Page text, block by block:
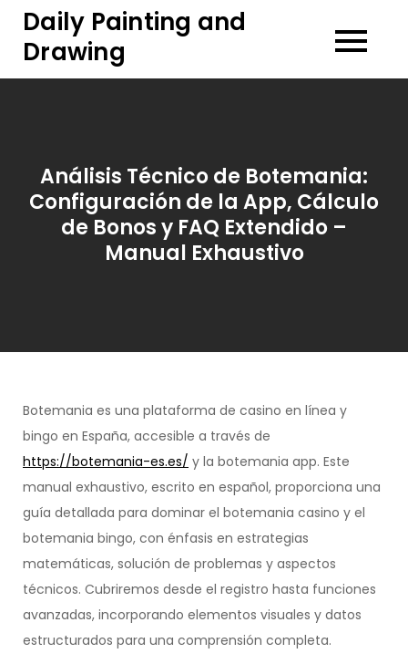
content
Daily Painting and
Drawing
Análisis Técnico de Botemania:
Configuración de la App, Cálculo
de Bonos y FAQ Extendido –
Manual Exhaustivo
Botemania es una plataforma de casino en línea y
bingo en España, accesible a través de
https://botemania-es.es/ y la botemania app. Este
manual exhaustivo, escrito en español, proporciona una
guía detallada para dominar el botemania casino y el
botemania bingo, con énfasis en estrategias
matemáticas, solución de problemas y aspectos
técnicos. Cubriremos desde el registro hasta funciones
avanzadas, incorporando elementos visuales y datos
estructurados para una comprensión completa.